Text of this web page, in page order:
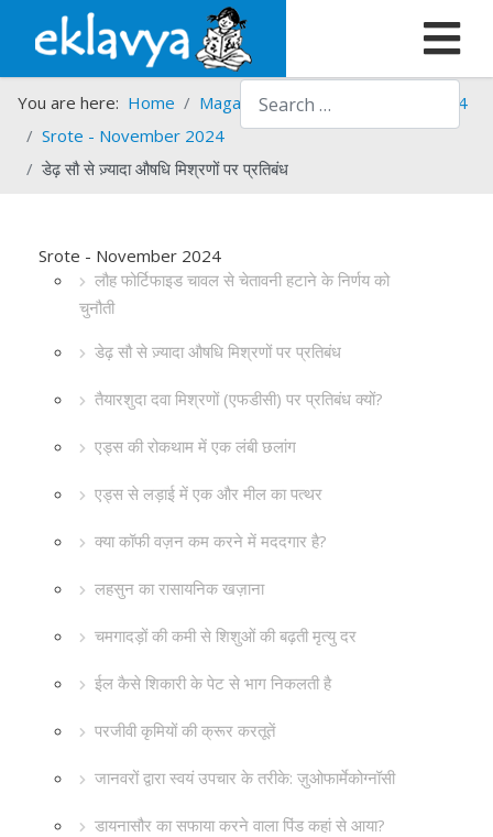
Search
You are here: Home Magazines Srote
Srote - 2024
Srote - November 2024
डेढ़ सौ से ज़्यादा औषधि मिश्रणों पर प्रतिबंध
Srote - November 2024
लौह फोर्टिफाइड चावल से चेतावनी हटाने के निर्णय को
चुनौती
डेढ़ सौ से ज़्यादा औषधि मिश्रणों पर प्रतिबंध
तैयारशुदा दवा मिश्रणों (एफडीसी) पर प्रतिबंध क्यों?
एड्स की रोकथाम में एक लंबी छलांग
एड्स से लड़ाई में एक और मील का पत्थर
क्या कॉफी वज़न कम करने में मददगार है?
लहसुन का रासायनिक खज़ाना
चमगादड़ों की कमी से शिशुओं की बढ़ती मृत्यु दर
ईल कैसे शिकारी के पेट से भाग निकलती है
परजीवी कृमियों की क्रूर करतूतें
जानवरों द्वारा स्वयं उपचार के तरीके: ज़ुओफार्मेकोग्नॉसी
डायनासौर का सफाया करने वाला पिंड कहां से आया?